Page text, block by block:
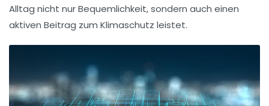
Alltag nicht nur Bequemlichkeit, sondern auch einen
aktiven Beitrag zum Klimaschutz leistet.